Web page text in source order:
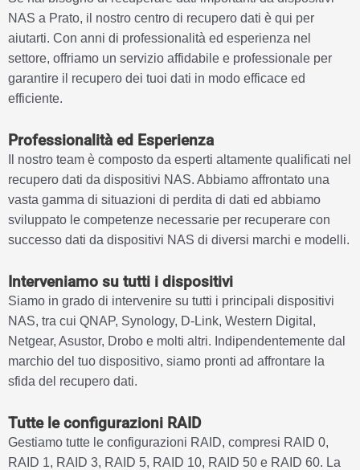
NAS a Prato, il nostro centro di recupero dati è qui per
aiutarti. Con anni di professionalità ed esperienza nel
settore, offriamo un servizio affidabile e professionale per
garantire il recupero dei tuoi dati in modo efficace ed
efficiente.
Professionalità ed Esperienza
Il nostro team è composto da esperti altamente qualificati nel
recupero dati da dispositivi NAS. Abbiamo affrontato una
vasta gamma di situazioni di perdita di dati ed abbiamo
sviluppato le competenze necessarie per recuperare con
successo dati da dispositivi NAS di diversi marchi e modelli.
Interveniamo su tutti i dispositivi
Siamo in grado di intervenire su tutti i principali dispositivi
NAS, tra cui QNAP, Synology, D-Link, Western Digital,
Netgear, Asustor, Drobo e molti altri. Indipendentemente dal
marchio del tuo dispositivo, siamo pronti ad affrontare la
sfida del recupero dati.
Tutte le configurazioni RAID
Gestiamo tutte le configurazioni RAID, compresi RAID 0,
RAID 1, RAID 3, RAID 5, RAID 10, RAID 50 e RAID 60. La